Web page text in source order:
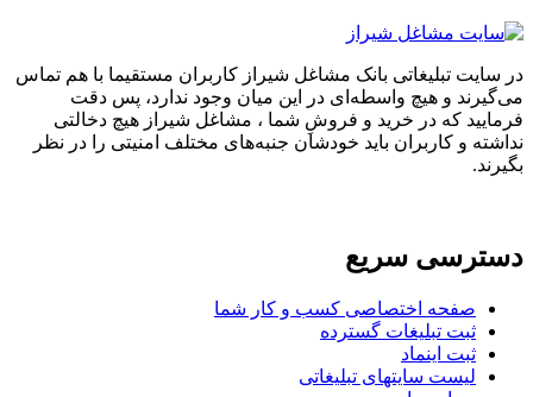
در سایت تبلیغاتی بانک مشاغل شیراز کاربران مستقیما با هم تماس
می‌گیرند و هیچ واسطه‌ای در این میان وجود ندارد، پس دقت
فرمایید که در خرید و فروشِ شما ، مشاغل شیراز هیچ دخالتی
نداشته و کاربران باید خودشان جنبه‌های مختلف امنیتی را در نظر
بگیرند.
دسترسی سریع
صفحه اختصاصی کسب و کار شما
ثبت تبلیغات گسترده
ثبت اینماد
لیست سایتهای تبلیغاتی